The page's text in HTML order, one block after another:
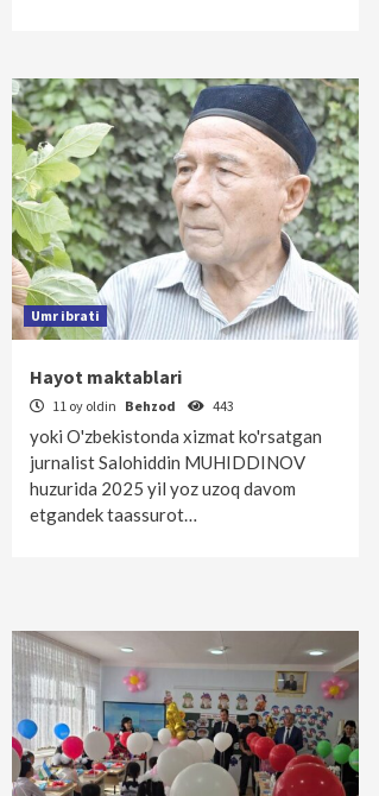
Umr ibrati
Hayot maktablari
11 oy oldin Behzod 443
yoki O'zbekistonda xizmat ko'rsatgan
jurnalist Salohiddin MUHIDDINOV
huzurida 2025 yil yoz uzoq davom
etgandek taassurot…